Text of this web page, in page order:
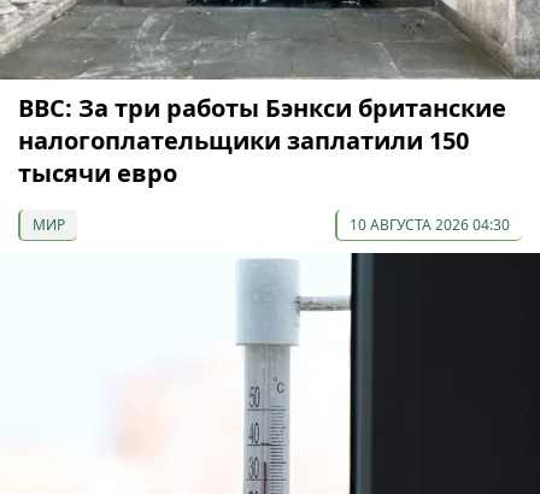
ВВС: За три работы Бэнкси британские
налогоплательщики заплатили 150
тысячи евро
МИР 10 АВГУСТА 2026 04:30